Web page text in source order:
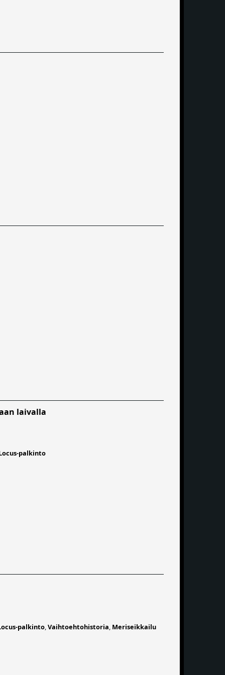
laivalla
palkinto
palkinto,Vaihtoehtohistoria, Meriseikkailu